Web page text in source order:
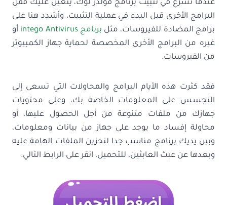
عندما تشرع في تثبيت برنامج فولدر لوك، يتعين عليك قفل
البرامج الأخرى قبل البدء في عملية التثبيت، وأشدد هنا على
برامج المضادة للفيروسات، مثل برنامج intego Antivirus
أو
غيره من البرامج الأخرى المخصصة لحماية جهاز الكمبيوتر
من الفيروسات.
فقد كثرت هذه الأيام البرامج والمحاولات التي تسعى إلى
التجسس على المعلومات الخاصة بك، وعلى محتويات
جهازك من ملفات متنوعة من أجل الحصول عليها، أو
محاولة إفساد ما يوجد على جهاز من بيانات ومعلومات،
وبين يديك برنامج مناسب جدا لتخزين الملفات الهامة عليه
وبعدها عن عبث العابثين، للتحميل، انقر على الرابط التالي.